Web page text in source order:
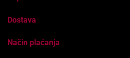
Dostava
Način plaćanja